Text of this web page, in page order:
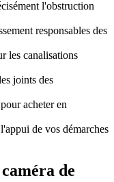
l'obstruction
responsables des
les canalisations
joints des
pour acheter en
de vos démarches
de